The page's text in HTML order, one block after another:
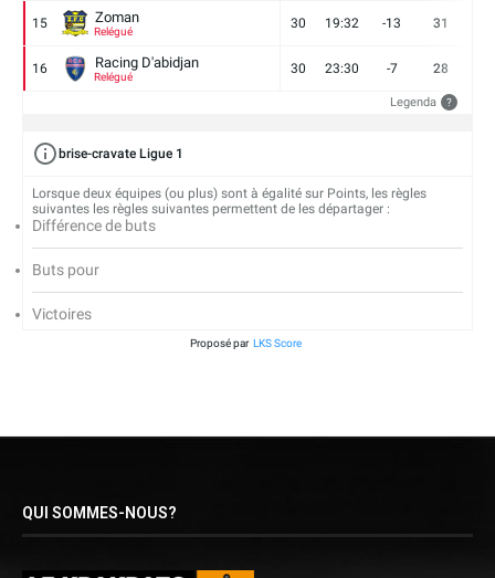
15 Zoman
Relégué
30 19:32 -13 31
16 Racing D'abidjan
Relégué
30 23:30 -7 28
Legenda ?
brise-cravate Ligue 1
Lorsque deux équipes (ou plus) sont à égalité sur Points, les règles
suivantes les règles suivantes permettent de les départager :
Différence de buts
Buts pour
Victoires
Proposé par LKS Score
QUI SOMMES-NOUS?